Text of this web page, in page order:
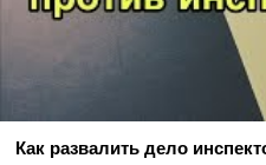
Как развалить дело